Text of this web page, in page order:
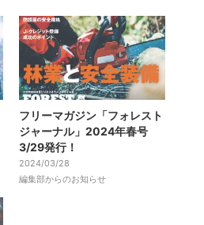
フリーマガジン「フォレスト
ジャーナル」2024年春号
3/29発行！
2024/03/28
編集部からのお知らせ